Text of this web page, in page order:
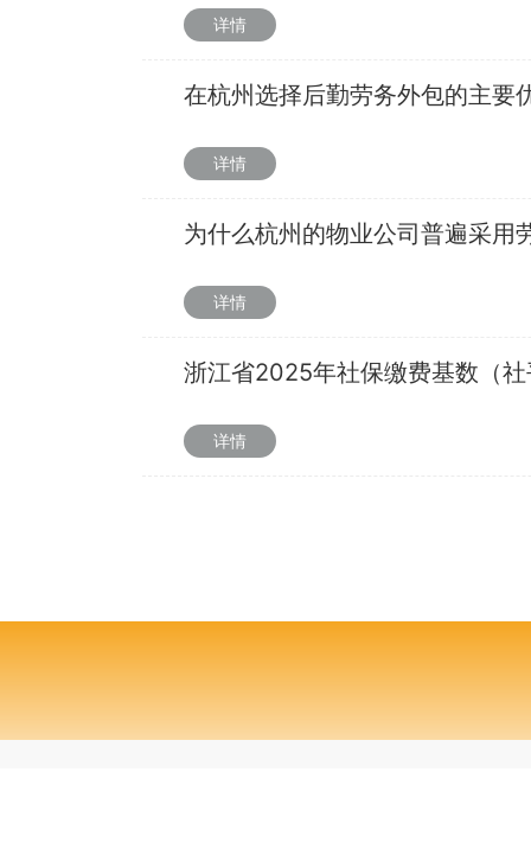
详情
在杭州选择后勤劳务外包的主要
详情
为什么杭州的物业公司普遍采用
详情
浙江省2025年社保缴费基数（
详情